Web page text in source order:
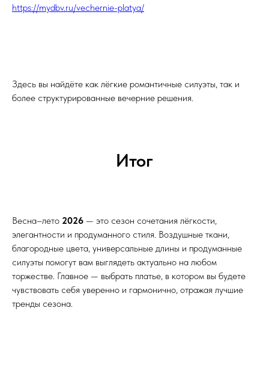
https://mydbv.ru/vechernie-platya/
Здесь вы найдёте как лёгкие романтичные силуэты, так и
более структурированные вечерние решения.
Итог
Весна–лето 2026 — это сезон сочетания лёгкости,
элегантности и продуманного стиля. Воздушные ткани,
благородные цвета, универсальные длины и продуманные
силуэты помогут вам выглядеть актуально на любом
торжестве. Главное — выбрать платье, в котором вы будете
чувствовать себя уверенно и гармонично, отражая лучшие
тренды сезона.